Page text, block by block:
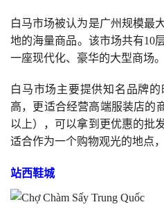
白马市场被认为是广州规模最
地的海量商品。该市场共有10
一座现代化、豪华的大型商场。
白马市场主要提供知名品牌
高，更适合经营高端服装店的
以上），可以拿到更优惠的批
适合作为一个购物观光的地点
站西鞋城